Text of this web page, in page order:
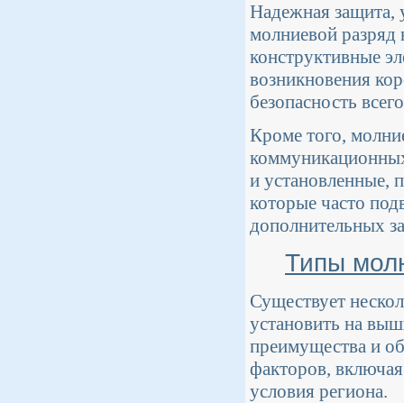
Надежная защита,
молниевой разряд
конструктивные
возникновения
безопасность
Кроме того,
и установленные,
которые часто
дополнительных
Типы
Существует
установить на
преимущества и
факторов,
условия региона.